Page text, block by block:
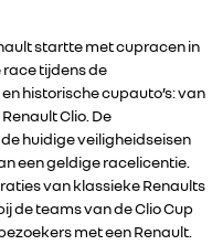
startte met cupracen in
race tijdens de
historische cupauto’s: van
Clio. De
huidige veiligheidseisen
een geldige racelicentie.
van klassieke Renaults
de teams van de Clio Cup
met een Renault.